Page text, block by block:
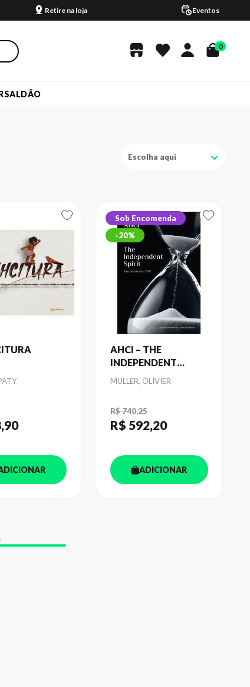
Retire na loja Eventos
0
Escolha aqui
,90
Sob Encomenda
20%
AHCI – THE
INDEPENDENT
SPIRIT
Autor
MULLER, OLIVIER
R$ 740,25
R$ 592,20
ADICIONAR